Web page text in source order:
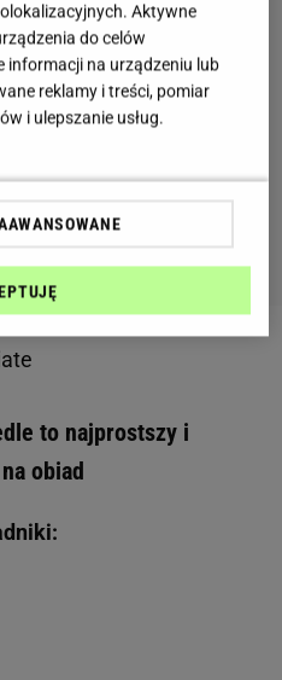
to najprostszy i
obiad
Aktywne
do celów
informacji na urządzeniu lub
reklamy i treści, pomiar
i ulepszanie usług.